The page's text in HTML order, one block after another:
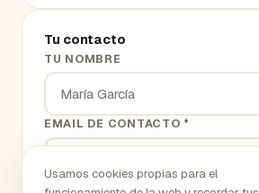
Tu contacto
TU NOMBRE
EMAIL DE CONTACTO *
Usamos cookies propias para el